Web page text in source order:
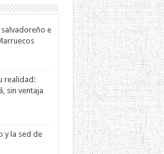
e
realidad:
sin ventaja
y la sed de